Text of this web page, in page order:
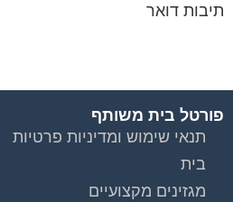
תיבות דואר
פורטל בית משותף
תנאי שימוש ומדיניות פרטיות
בית
מגזינים מקצועיים